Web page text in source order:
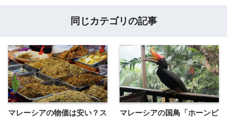
同じカテゴリの記事
マレーシアの物価は安い？ス
マレーシアの国鳥「ホーンビ